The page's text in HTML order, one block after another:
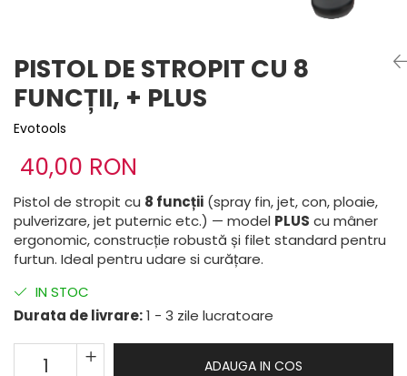
PISTOL DE STROPIT CU 8
FUNCȚII, + PLUS
Evotools
40,00 RON
Pistol de stropit cu 8 funcții (spray fin, jet, con, ploaie,
pulverizare, jet puternic etc.) — model PLUS cu mâner
ergonomic, construcție robustă și filet standard pentru
furtun. Ideal pentru udare si curățare.
IN STOC
Durata de livrare:1 - 3 zile lucratoare
ADAUGA IN COS